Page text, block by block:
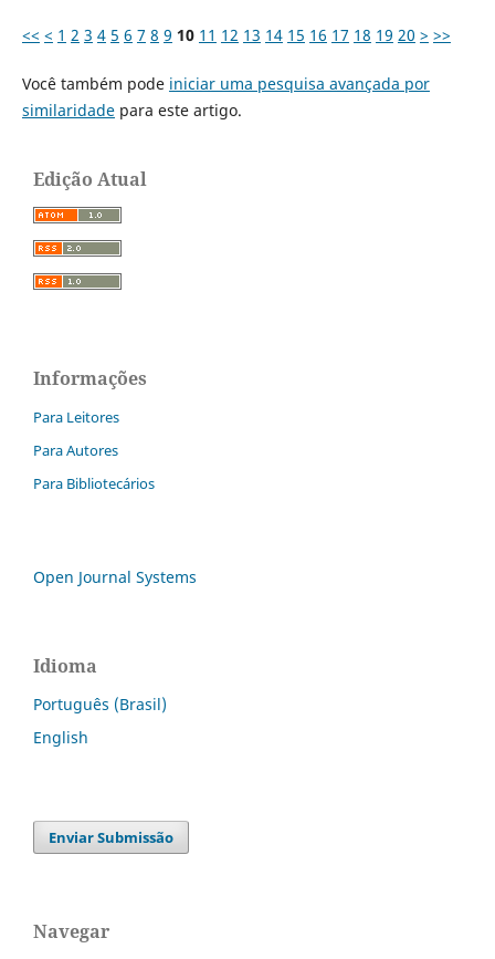
<< < 1 2 3 4 5 6 7 8 9 10 11 12 13 14 15 16 17 18 19 20 > >>
Você também pode iniciar uma pesquisa avançada por
similaridadepara este artigo.
Edição Atual
Informações
Para Leitores
Para Autores
Para Bibliotecários
Open Journal Systems
Idioma
Português (Brasil)
English
Enviar Submissão
Navegar